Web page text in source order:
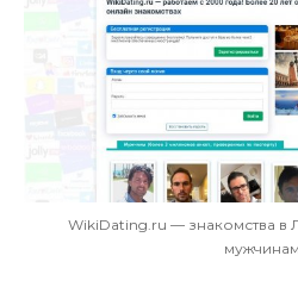
WikiDating.ru — знакомства в